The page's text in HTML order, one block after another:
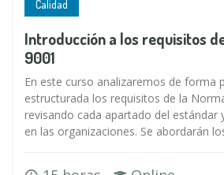
Calidad
Introducción a los requisitos
9001
En este curso analizaremos de forma
estructurada los requisitos de la
revisando cada apartado del estándar
en las organizaciones. Se abordarán